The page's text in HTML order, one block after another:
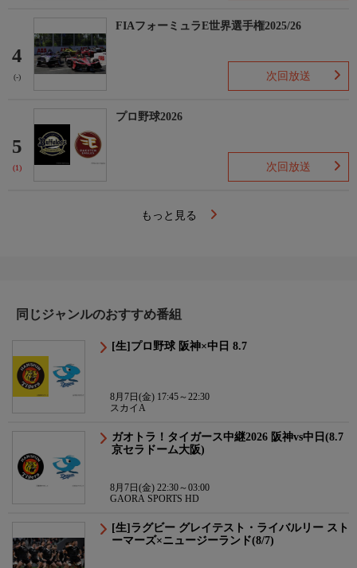
4
(-)
FIAフォーミュラE世界選手権2025/26
次回放送
5
(1)
プロ野球2026
次回放送
もっと見る
同じジャンルのおすすめ番組
[生]プロ野球 阪神×中日 8.7
8月7日(金) 17:45～22:30
スカイA
ガオトラ！タイガース中継2026 阪神vs中日(8.7
京セラドーム大阪)
8月7日(金) 22:30～03:00
GAORA SPORTS HD
[生]ラグビー グレイテスト・ライバルリー スト
ーマーズ×ニュージーランド(8/7)